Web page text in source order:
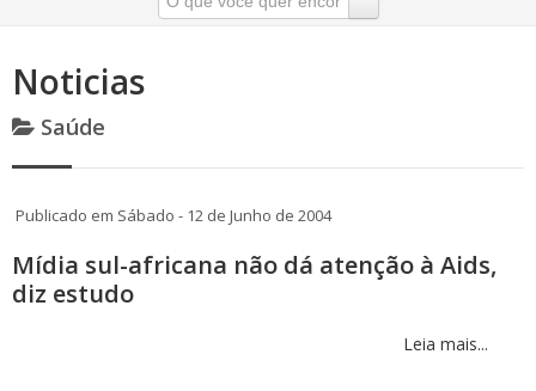
Noticias
Saúde
Publicado em Sábado - 12 de Junho de 2004
Mídia sul-africana não dá atenção à Aids,
diz estudo
Leia mais...